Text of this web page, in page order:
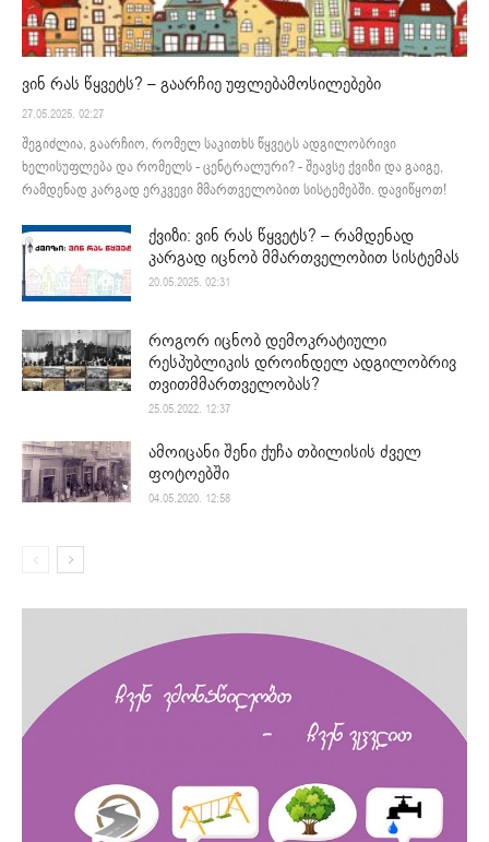
ვინ რას წყვეტს? – გაარჩიე უფლებამოსილებები
27.05.2025. 02:27
შეგიძლია, გაარჩიო, რომელ საკითხს წყვეტს ადგილობრივი
ხელისუფლება და რომელს - ცენტრალური? - შეავსე ქვიზი და გაიგე,
რამდენად კარგად ერკვევი მმართველობით სისტემებში. დავიწყოთ!
ქვიზი: ვინ რას წყვეტს? – რამდენად
კარგად იცნობ მმართველობით სისტემას
20.05.2025. 02:31
როგორ იცნობ დემოკრატიული
რესპუბლიკის დროინდელ ადგილობრივ
თვითმმართველობას?
25.05.2022. 12:37
ამოიცანი შენი ქუჩა თბილისის ძველ
ფოტოებში
04.05.2020. 12:58